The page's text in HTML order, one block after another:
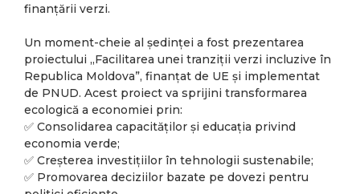
finanțării verzi.
Un moment-cheie al ședinței a fost prezentarea
proiectului „Facilitarea unei tranziții verzi incluzive în
Republica Moldova”, finanțat de UE și implementat
de PNUD. Acest proiect va sprijini transformarea
ecologică a economiei prin:
✅ Consolidarea capacităților și educația privind
economia verde;
✅ Creșterea investițiilor în tehnologii sustenabile;
✅ Promovarea deciziilor bazate pe dovezi pentru